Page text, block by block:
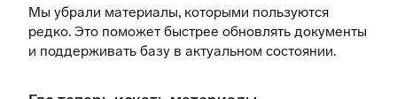
Мы убрали материалы, которыми пользуются
редко. Это поможет быстрее обновлять документы
и поддерживать базу в актуальном состоянии.